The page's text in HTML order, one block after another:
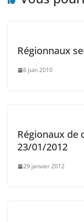
Régionnaux
6 juin 2010
Régionaux de
23/01/2012
29 janvier 2012